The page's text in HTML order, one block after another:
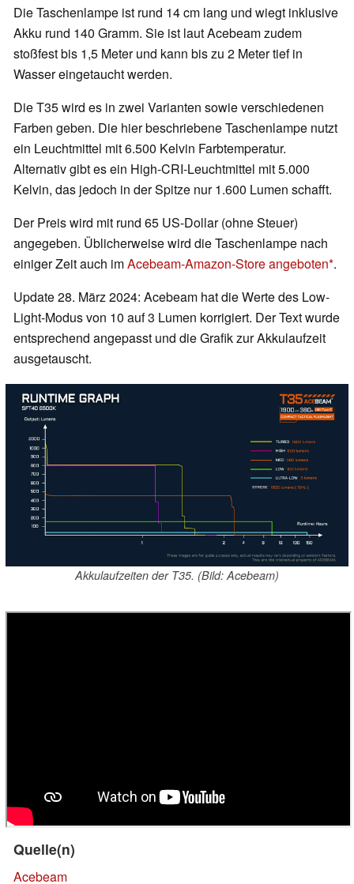
Die Taschenlampe ist rund 14 cm lang und wiegt inklusive
Akku rund 140 Gramm. Sie ist laut Acebeam zudem
stoßfest bis 1,5 Meter und kann bis zu 2 Meter tief in
Wasser eingetaucht werden.
Die T35 wird es in zwei Varianten sowie verschiedenen
Farben geben. Die hier beschriebene Taschenlampe nutzt
ein Leuchtmittel mit 6.500 Kelvin Farbtemperatur.
Alternativ gibt es ein High-CRI-Leuchtmittel mit 5.000
Kelvin, das jedoch in der Spitze nur 1.600 Lumen schafft.
Der Preis wird mit rund 65 US-Dollar (ohne Steuer)
angegeben. Üblicherweise wird die Taschenlampe nach
einiger Zeit auch imAcebeam-Amazon-Store angeboten .
Update 28. März 2024: Acebeam hat die Werte des Low-
Light-Modus von 10 auf 3 Lumen korrigiert. Der Text wurde
entsprechend angepasst und die Grafik zur Akkulaufzeit
ausgetauscht.
Akkulaufzeiten der T35. (Bild: Acebeam)
Quelle(n)
Acebeam